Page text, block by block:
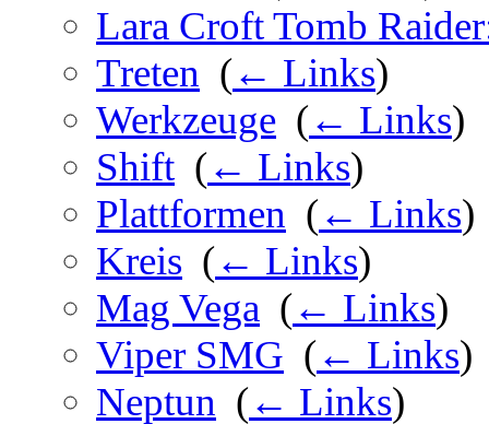
Lara Croft Tomb
Treten (← Links)
Werkzeuge (← Links)
Shift (← Links)
Plattformen (← Links)
Kreis (← Links)
Mag Vega (← Links)
Viper SMG (← Links)
Neptun (← Links)